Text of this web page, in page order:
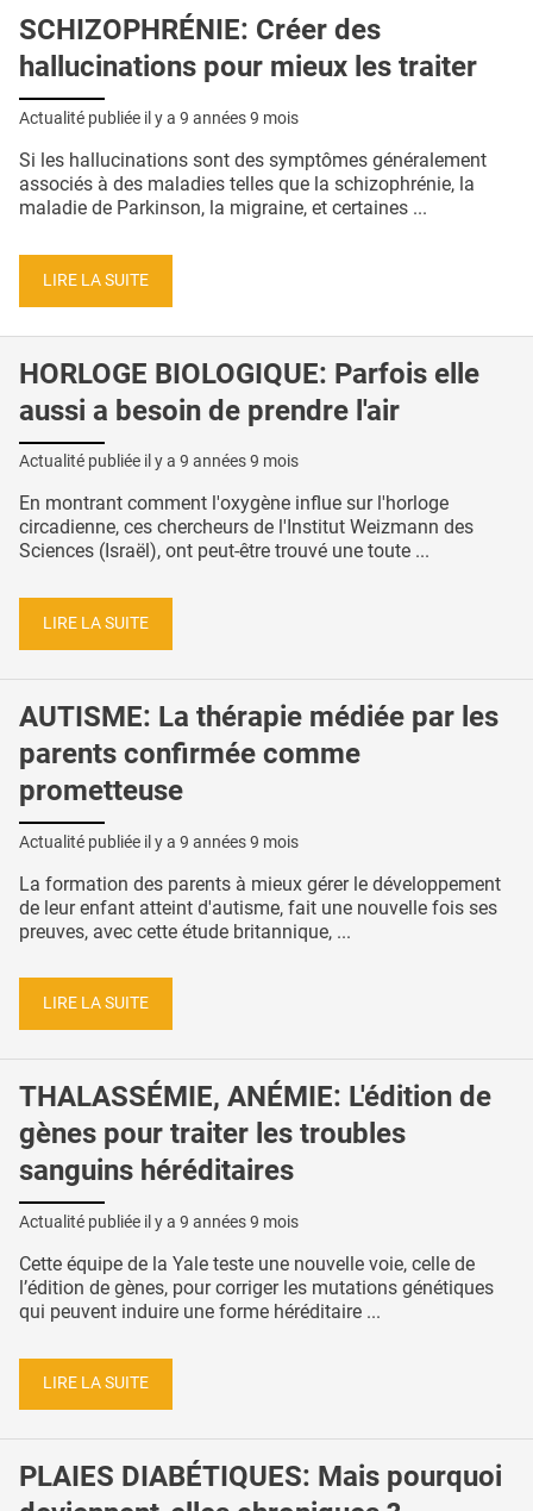
CRÉDITS
SCHIZOPHRÉNIE: Créer des
hallucinations pour mieux les traiter
Actualité publiée il y a 9 années 9 mois
Si les hallucinations sont des symptômes généralement
associés à des maladies telles que la schizophrénie, la
maladie de Parkinson, la migraine, et certaines ...
LIRE LA SUITE
HORLOGE BIOLOGIQUE: Parfois elle
aussi a besoin de prendre l'air
Actualité publiée il y a 9 années 9 mois
En montrant comment l'oxygène influe sur l'horloge
circadienne, ces chercheurs de l'Institut Weizmann des
Sciences (Israël), ont peut-être trouvé une toute ...
LIRE LA SUITE
AUTISME: La thérapie médiée par les
parents confirmée comme
prometteuse
Actualité publiée il y a 9 années 9 mois
La formation des parents à mieux gérer le développement
de leur enfant atteint d'autisme, fait une nouvelle fois ses
preuves, avec cette étude britannique, ...
LIRE LA SUITE
THALASSÉMIE, ANÉMIE: L'édition de
gènes pour traiter les troubles
sanguins héréditaires
Actualité publiée il y a 9 années 9 mois
Cette équipe de la Yale teste une nouvelle voie, celle de
l’édition de gènes, pour corriger les mutations génétiques
qui peuvent induire une forme héréditaire ...
LIRE LA SUITE
PLAIES DIABÉTIQUES: Mais pourquoi